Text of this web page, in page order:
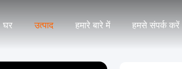
घर उत्पाद हमारे बारे में हमसे संपर्क करें